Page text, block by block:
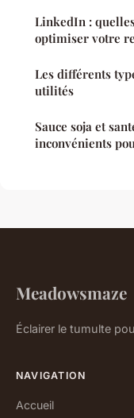
LinkedIn :
optimiser votre
Les différents
utilités
Sauce soja et
inconvénients
Meadowsmaze
Éclairer le tumulte
NAVIGATION
Accueil